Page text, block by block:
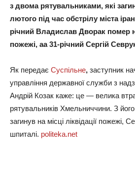
з двома рятувальниками, які
лютого під час обстрілу міста
річний Владислав Дворак помер на
пожежі, аа 31-річний Сергій
Як передає Суспільне, заступник
управління державної служби з
Андрій Козак каже: це — велика
рятувальників Хмельниччини. З
загинув на місці ліквідації пожежі,
шпиталі. politeka.net